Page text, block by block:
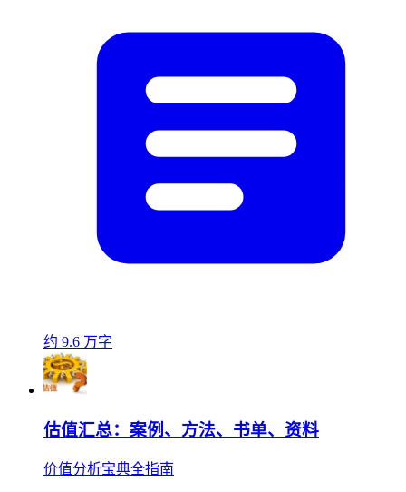
约 9.6 万字
估值汇总：案例、方法、书单、资料
价值分析宝典全指南